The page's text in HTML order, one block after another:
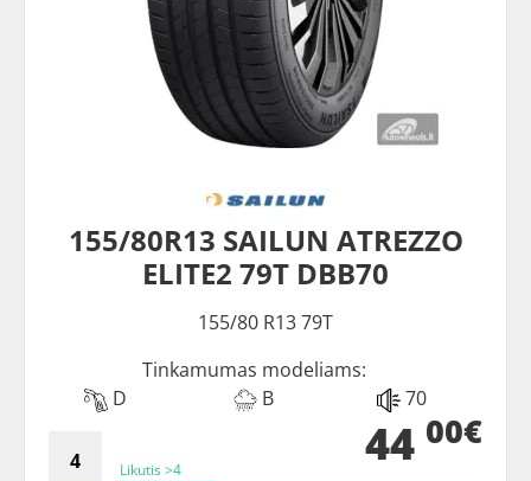
155/80R13 SAILUN ATREZZO
ELITE2 79T DBB70
155/80 R13 79T
Tinkamumas modeliams:
D
B 70
Likutis >4 44 00€